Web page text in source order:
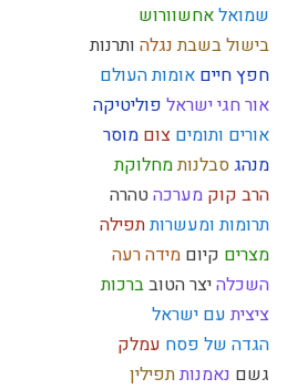
שמואלאחשוורוש
בישול בשבתנגלה ותרנות
חפץ חיים אומות העולם
אור חגי ישראל פוליטיקה
אורים ותומים צום מוסר
מנהגסבלנותמחלוקת
הרב קוק מערכהטהרה
תרומות ומעשרותתפילה
מצרים קיום מידה רעה
השכלהיצר הטובברכות
ציצית עם ישראל
הגדה של פסח עמלק
גשם נאמנותתפילין